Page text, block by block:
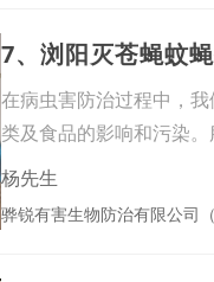
7、浏阳灭苍蝇蚊
在病虫害防治过程中，
类及食品的影响和污染
卫生
杨先生
骅锐有害生物防治有限公司